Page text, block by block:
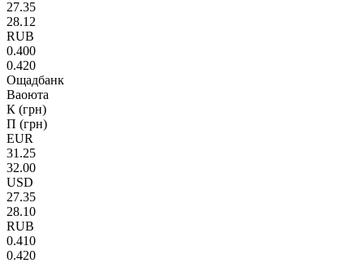
27.35
28.12
RUB
0.400
0.420
Ощадбанк
Ваоюта
К (грн)
П (грн)
EUR
31.25
32.00
USD
27.35
28.10
RUB
0.410
0.420